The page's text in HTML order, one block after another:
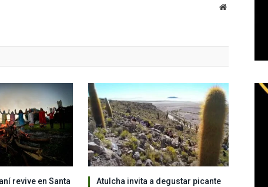
Website
revive en Santa
Atulcha invita a degustar picante